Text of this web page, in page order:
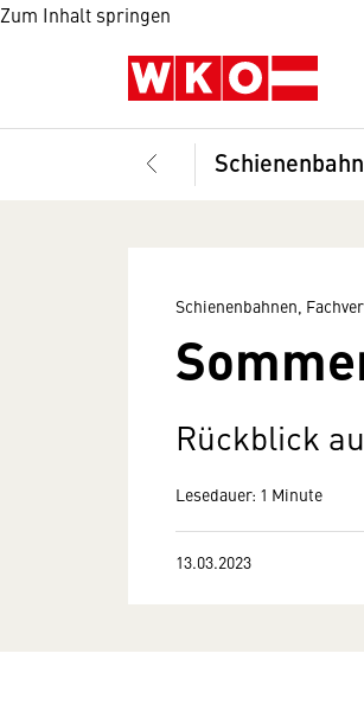
Zum Inhalt springen
Schienenbahnen,
Rückblick
Lesedauer: 1 Minute
13.03.2023